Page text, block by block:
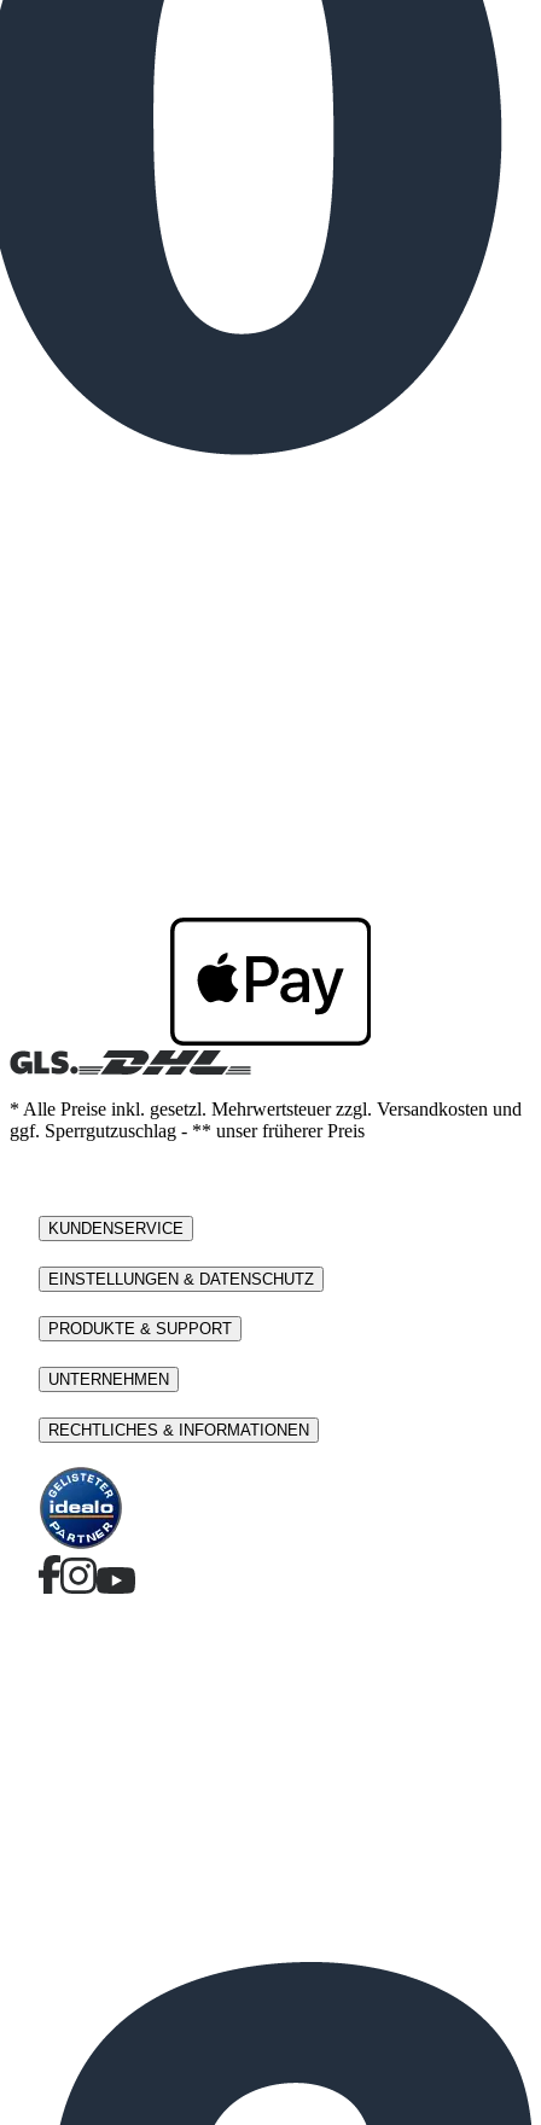
* Alle Preise inkl. gesetzl. Mehrwertsteuer zzgl. Versandkosten und
ggf. Sperrgutzuschlag - ** unser früherer Preis
KUNDENSERVICE
EINSTELLUNGEN & DATENSCHUTZ
PRODUKTE & SUPPORT
UNTERNEHMEN
RECHTLICHES & INFORMATIONEN